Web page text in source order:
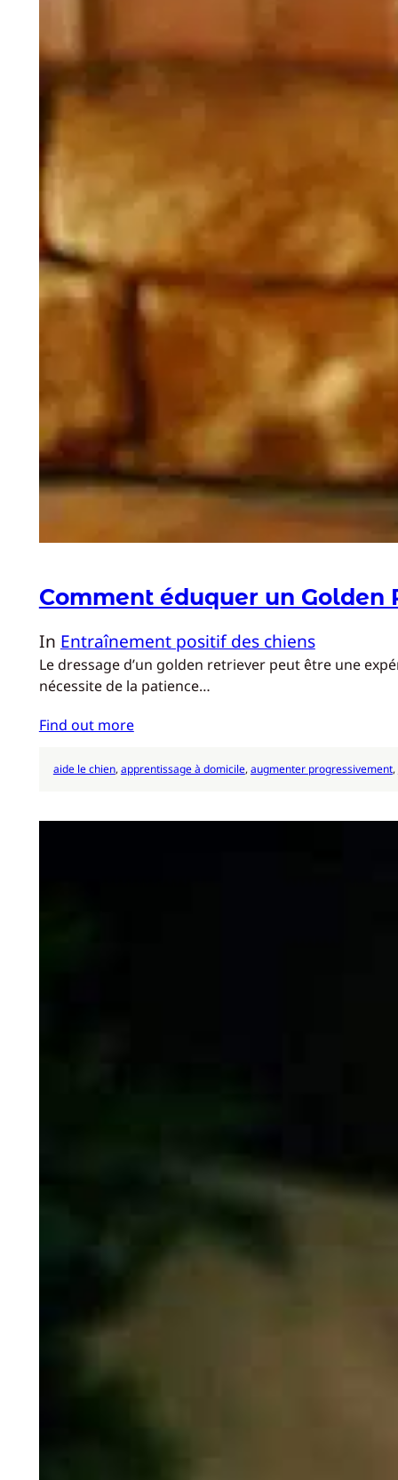
Comment éduquer un Golden
In Entraînement positif des chiens
Le dressage d’un golden retriever peut être une
nécessite de la patience…
Find out more
aide le chien, apprentissage à domicile, augmenter progressivement,